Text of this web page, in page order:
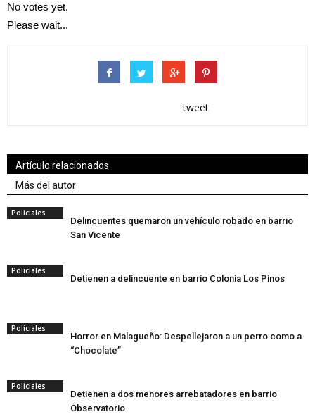
No votes yet.
Please wait...
tweet
Artículo relacionados
Más del autor
Policiales
Delincuentes quemaron un vehículo robado en barrio
San Vicente
Policiales
Detienen a delincuente en barrio Colonia Los Pinos
Policiales
Horror en Malagueño: Despellejaron a un perro como a
“Chocolate”
Policiales
Detienen a dos menores arrebatadores en barrio
Observatorio